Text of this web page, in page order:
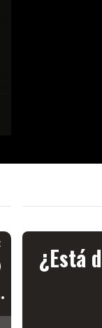
¿Está